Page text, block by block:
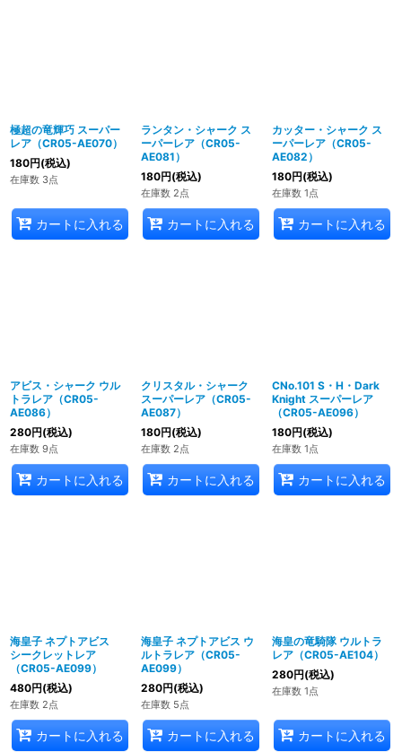
極超の竜輝巧 スーパー
レア（CR05-AE070）
180円(税込)
在庫数 3点
カートに入れる
ランタン・シャーク ス
ーパーレア（CR05-
AE081）
180円(税込)
在庫数 2点
カートに入れる
カッター・シャーク ス
ーパーレア（CR05-
AE082）
180円(税込)
在庫数 1点
カートに入れる
アビス・シャーク ウル
トラレア（CR05-
AE086）
280円(税込)
在庫数 9点
カートに入れる
クリスタル・シャーク
スーパーレア（CR05-
AE087）
180円(税込)
在庫数 2点
カートに入れる
CNo.101 S・H・Dark
Knight スーパーレア
（CR05-AE096）
180円(税込)
在庫数 1点
カートに入れる
海皇子 ネプトアビス
シークレットレア
（CR05-AE099）
480円(税込)
在庫数 2点
カートに入れる
海皇子 ネプトアビス ウ
ルトラレア（CR05-
AE099）
280円(税込)
在庫数 5点
カートに入れる
海皇の竜騎隊 ウルトラ
レア（CR05-AE104）
280円(税込)
在庫数 1点
カートに入れる